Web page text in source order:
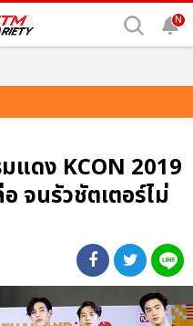
N
แดง KCON 2019
จนรัวชัตเตอร์ไม่